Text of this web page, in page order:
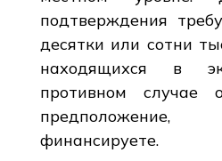
подтверждения
десятки или сотни
находящихся в
противном случае
финансируете.